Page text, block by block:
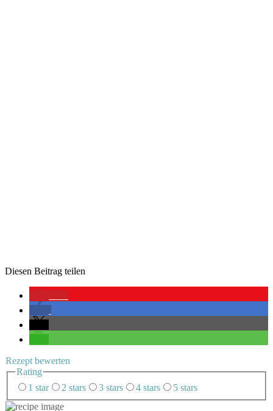
Die­sen Bei­trag teilen
Rezept bewer­ten
Rating
1 star
2 stars 3 stars 4 stars 5 stars